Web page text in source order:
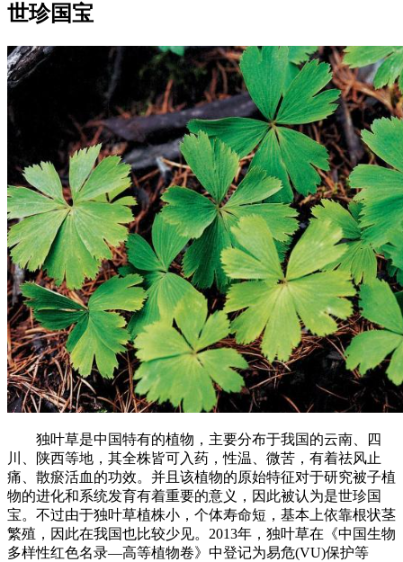
世珍国宝
独叶草是中国特有的植物，主要分布于我国的云南、四
川、陕西等地，其全株皆可入药，性温、微苦，有着祛风止
痛、散瘀活血的功效。并且该植物的原始特征对于研究被子植
物的进化和系统发育有着重要的意义，因此被认为是世珍国
宝。不过由于独叶草植株小，个体寿命短，基本上依靠根状茎
繁殖，因此在我国也比较少见。2013年，独叶草在《中国生物
多样性红色名录—高等植物卷》中登记为易危(VU)保护等